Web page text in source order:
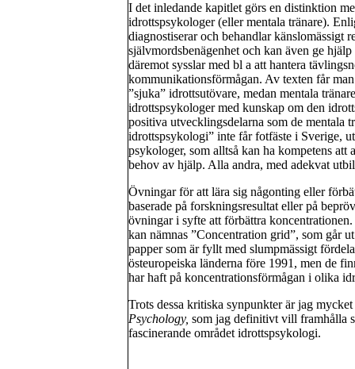
I det inledande kapitlet görs en distinktion
idrottspsykologer (eller mentala tränare).
diagnostiserar och behandlar känslomässigt
självmordsbenägenhet och kan även ge
däremot sysslar med bl a att hantera
kommunikationsförmågan. Av texten får
”sjuka” idrottsutövare, medan mentala
idrottspsykologer med kunskap om den
positiva utvecklingsdelarna som de mentala
idrottspsykologi” inte får fotfäste i Sverige,
psykologer, som alltså kan ha kompetens
behov av hjälp. Alla andra, med adekvat
Övningar för att lära sig någonting eller
baserade på forskningsresultat eller på
övningar i syfte att förbättra
kan nämnas ”Concentration grid”, som går
papper som är fyllt med slumpmässigt
östeuropeiska länderna före 1991, men de
har haft på koncentrationsförmågan i olika
Trots dessa kritiska synpunkter är jag
Psychology, som jag definitivt vill framhålla
fascinerande området idrottspsykologi.